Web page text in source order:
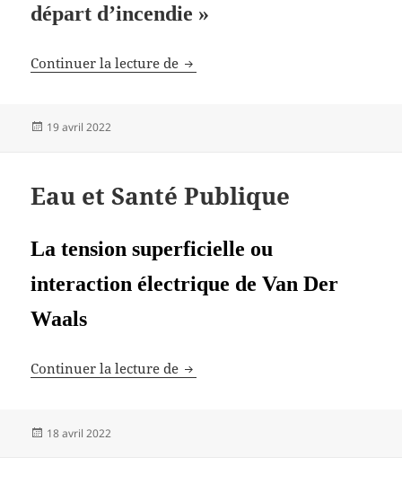
départ d’incendie »
Continuer la lecture de Les compteurs linky ne prennent
Publié
19 avril 2022
Eau et Santé Publique
La tension superficielle ou
interaction électrique de Van Der
Waals
Continuer la lecture de Eau et Santé Publique
Publié
18 avril 2022